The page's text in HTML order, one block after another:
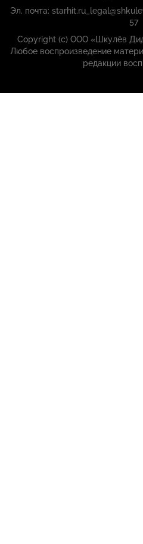
Эл. почта:
57
Copyright (с) ООО «Шкулёв
Любое воспроизведение
редакции